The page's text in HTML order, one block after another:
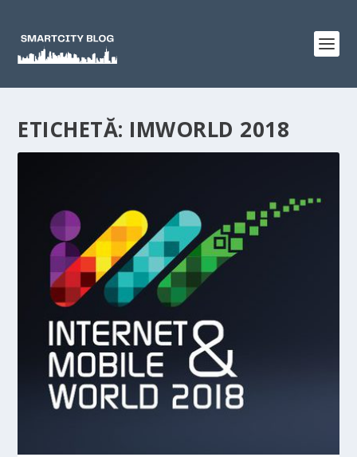
ETICHETĂ: IMWORLD 2018